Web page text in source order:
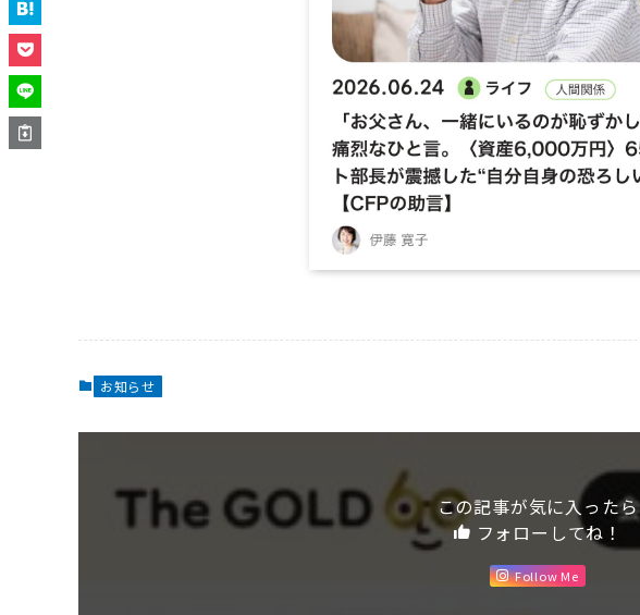
お知らせ
この記事が気に入ったら
フォローしてね！
Follow Me